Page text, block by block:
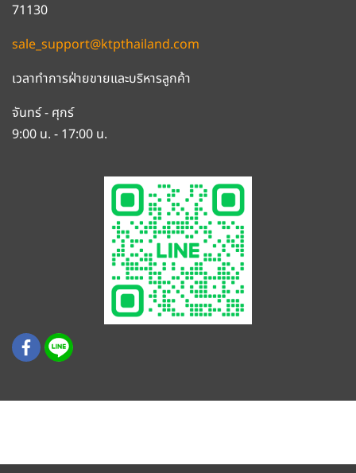
71130
sale_support@ktpthailand.com
เวลาทำการฝ่ายขายและบริหารลูกค้า
จันทร์ - ศุกร์
9:00 น. - 17:00 น.
RESERVED.